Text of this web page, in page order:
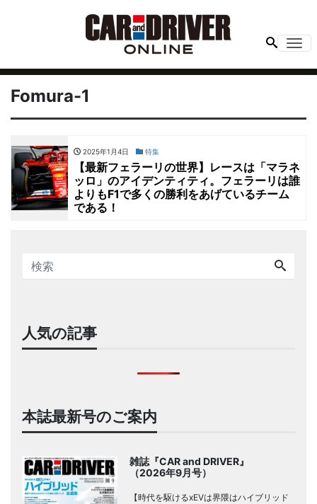
Fomura-1
2025年1月4日 特集
【最新フェラーリの世界】レースは「マラネ
ッロ」のアイデンティティ。フェラーリは誰
よりもF1で多くの勝利をあげているチーム
である！
人気の記事
本誌最新号のご案内
雑誌『CAR and DRIVER』
（2026年9月号）
【時代を駆けるxEVは界隈はハイブリッド